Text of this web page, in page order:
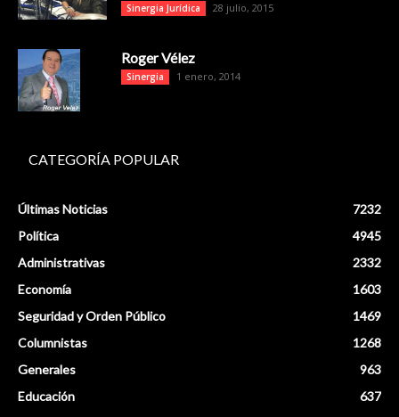
Sinergia Jurídica 28 julio, 2015
Roger Vélez
Sinergia 1 enero, 2014
CATEGORÍA POPULAR
Últimas Noticias
7232
Política
4945
Administrativas
2332
Economía
1603
Seguridad y Orden Público
1469
Columnistas
1268
Generales
963
Educación
637